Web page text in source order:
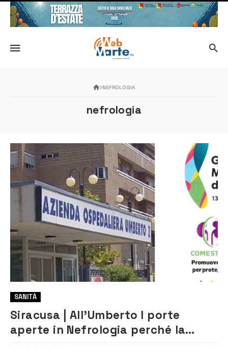
NEFROLOGIA
nefrologia
SANITÀ
Siracusa | All’Umberto I porte
aperte in Nefrologia perché la